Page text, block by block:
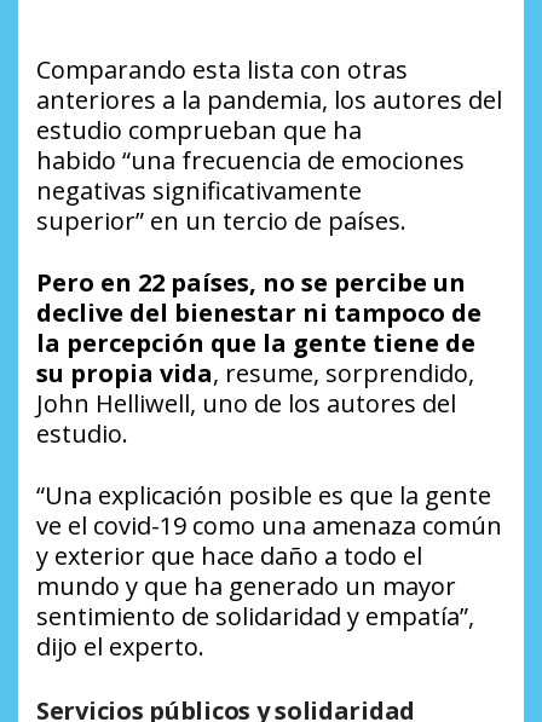
Comparando esta lista con otras
anteriores a la pandemia, los autores del
estudio comprueban que ha
habido “una frecuencia de emociones
negativas significativamente
superior” en un tercio de países.
Pero en 22 países, no se percibe un
declive del bienestar ni tampoco de
la percepción que la gente tiene de
su propia vida, resume, sorprendido,
John Helliwell, uno de los autores del
estudio.
“Una explicación posible es que la gente
ve el covid-19 como una amenaza común
y exterior que hace daño a todo el
mundo y que ha generado un mayor
sentimiento de solidaridad y empatía”,
dijo el experto.
Servicios públicos y solidaridad